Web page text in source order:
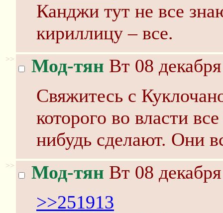
Канджи тут не все
кириллицу – все.
>> Мод-тян Вт 08
Свяжитесь с
которого во власти
нибудь сделают. Они
>> Мод-тян Вт 08
>>251913